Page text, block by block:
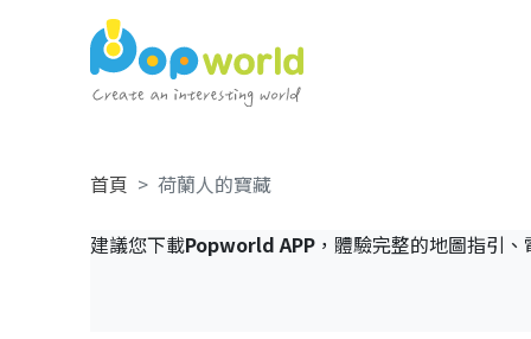
首頁 荷蘭人的寶藏
建議您下載Popworld APP，體驗完整的地圖指引